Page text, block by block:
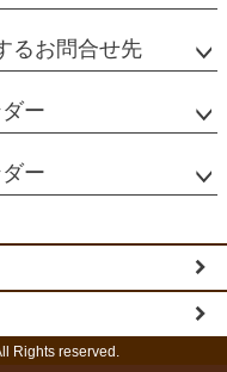
るお問合せ先
ー
ー
Rights reserved.